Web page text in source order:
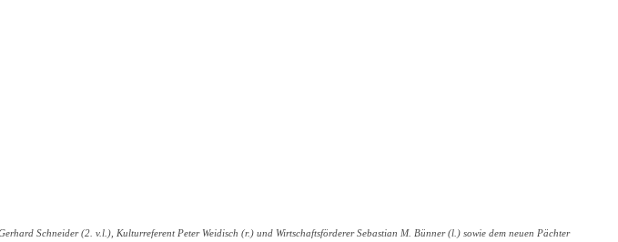
Schneider (2. v.l.), Kulturreferent Peter Weidisch (r.) und Wirtschaftsförderer Sebastian M. Bünner (l.) sowie dem neuen Pächter